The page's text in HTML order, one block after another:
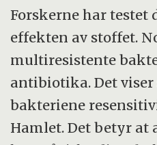
Forskerne har
effekten av stoffet.
multiresistente
antibiotika. Det viser
bakteriene
Hamlet. Det betyr